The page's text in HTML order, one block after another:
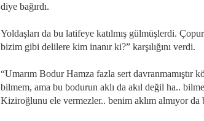
diye bağırdı.
Yoldaşları da bu latifeye katılmış gülmüşlerdi.
bizim gibi delilere kim inanır ki?” karşılığını verdi.
“Umarım Bodur Hamza fazla sert davranmamıştır
bilmem, ama bu bodurun aklı da akıl değil ha..
Kiziroğlunu ele vermezler.. benim aklım almıyor da